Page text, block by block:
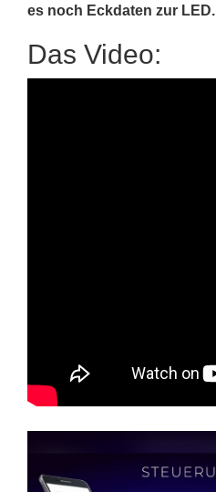
es noch Eckdaten zur LED.
Das Video: